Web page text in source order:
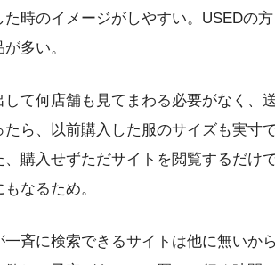
時のイメージがしやすい。USEDの方
多い。
て何店舗も見てまわる必要がなく、
ら、以前購入した服のサイズも実寸
購入せずただサイトを閲覧するだけで
なるため。
斉に検索できるサイトは他に無いか